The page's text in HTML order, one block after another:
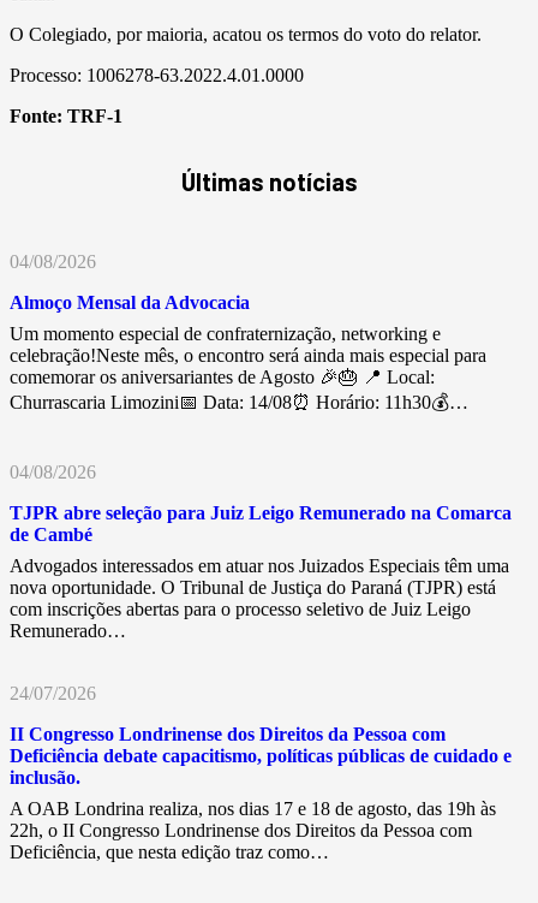
O Colegiado, por maioria, acatou os termos do voto do relator.
Processo: 1006278-63.2022.4.01.0000
Fonte: TRF-1
Últimas notícias
04/08/2026
Almoço Mensal da Advocacia
Um momento especial de confraternização, networking e
celebração!Neste mês, o encontro será ainda mais especial para
comemorar os aniversariantes de Agosto 🎉🎂 📍 Local:
Churrascaria Limozini📅 Data: 14/08⏰ Horário: 11h30💰…
04/08/2026
TJPR abre seleção para Juiz Leigo Remunerado na Comarca
de Cambé
Advogados interessados em atuar nos Juizados Especiais têm uma
nova oportunidade. O Tribunal de Justiça do Paraná (TJPR) está
com inscrições abertas para o processo seletivo de Juiz Leigo
Remunerado…
24/07/2026
II Congresso Londrinense dos Direitos da Pessoa com
Deficiência debate capacitismo, políticas públicas de cuidado e
inclusão.
A OAB Londrina realiza, nos dias 17 e 18 de agosto, das 19h às
22h, o II Congresso Londrinense dos Direitos da Pessoa com
Deficiência, que nesta edição traz como…